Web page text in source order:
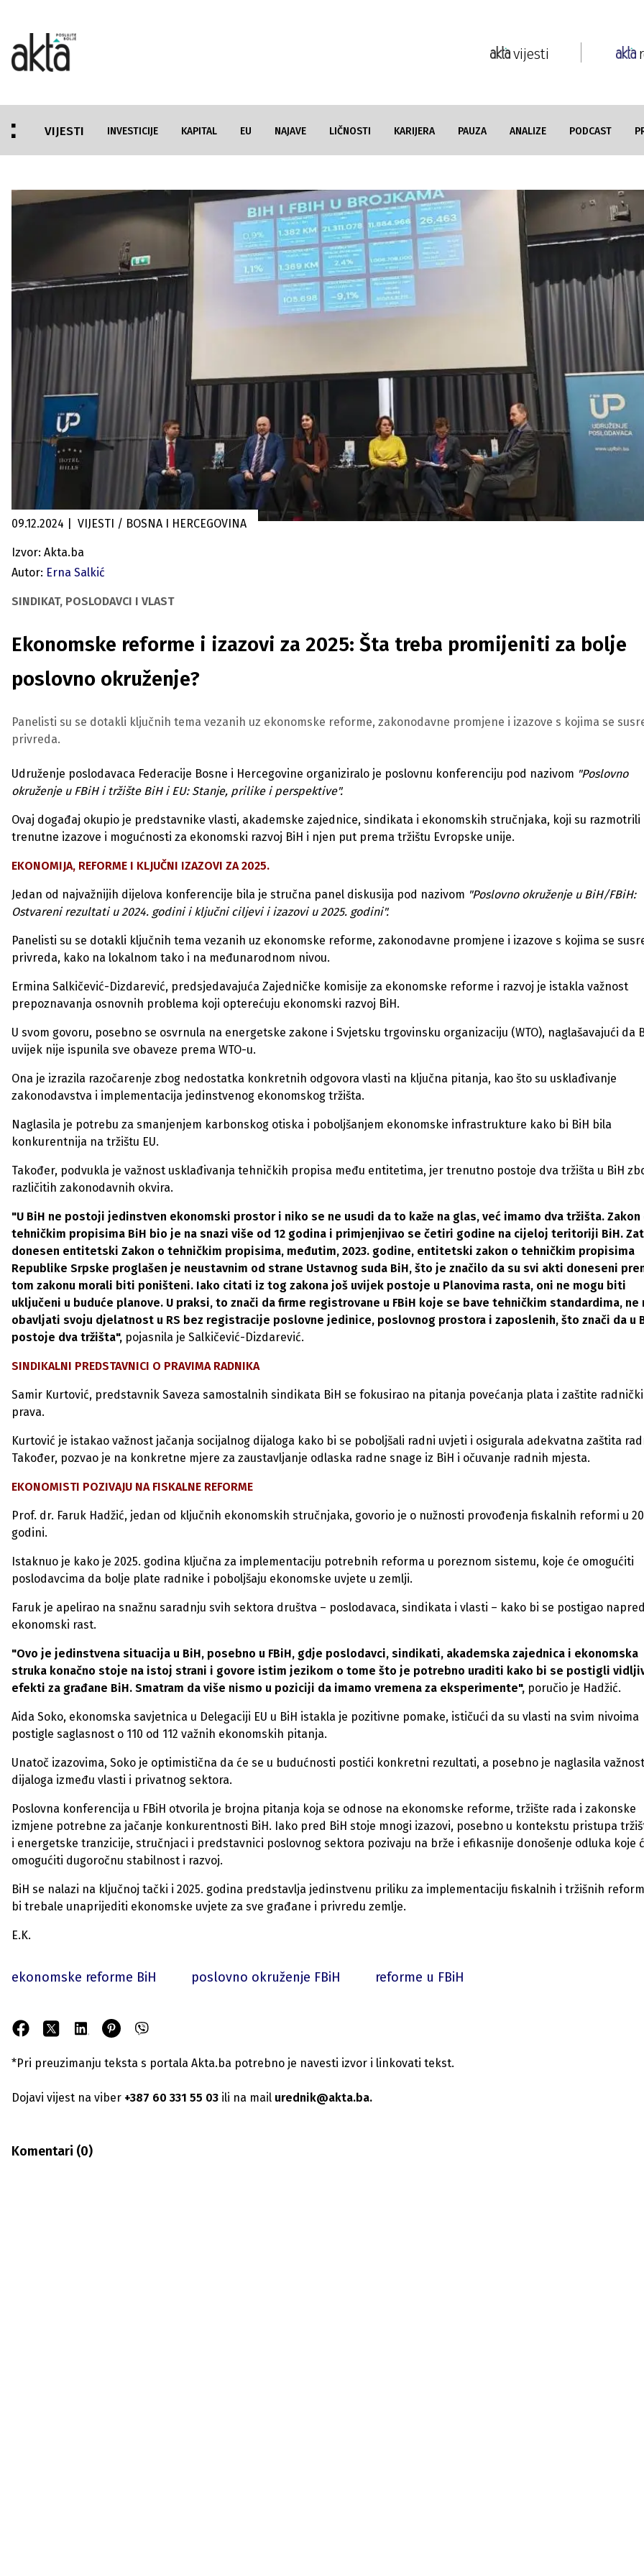
vijesti
VIJESTI INVESTICIJE KAPITAL EU NAJAVE LIČNOSTI KARIJERA PAUZA ANALIZE PODCAST
09.12.2024 VIJESTI / BOSNA I HERCEGOVINA
Izvor: Akta.ba
Autor: Erna Salkić
SINDIKAT, POSLODAVCI I VLAST
Ekonomske reforme i izazovi za 2025: Šta treba promijeniti za bolje
poslovno okruženje?
Panelisti su se dotakli ključnih tema vezanih uz ekonomske reforme, zakonodavne promjene i izazove s kojima se
privreda.
Udruženje poslodavaca Federacije Bosne i Hercegovine organiziralo je poslovnu konferenciju pod nazivom "Poslovno
okruženje u FBiH i tržište BiH i EU: Stanje, prilike i perspektive".
Ovaj događaj okupio je predstavnike vlasti, akademske zajednice, sindikata i ekonomskih stručnjaka, koji su razmotrili
trenutne izazove i mogućnosti za ekonomski razvoj BiH i njen put prema tržištu Evropske unije.
EKONOMIJA, REFORME I KLJUČNI IZAZOVI ZA 2025.
Jedan od najvažnijih dijelova konferencije bila je stručna panel diskusija pod nazivom "Poslovno okruženje u BiH/FBiH:
Ostvareni rezultati u 2024. godini i ključni ciljevi i izazovi u 2025. godini".
Panelisti su se dotakli ključnih tema vezanih uz ekonomske reforme, zakonodavne promjene i izazove s kojima se
privreda, kako na lokalnom tako i na međunarodnom nivou.
Ermina Salkičević-Dizdarević, predsjedavajuća Zajedničke komisije za ekonomske reforme i razvoj je istakla važnost
prepoznavanja osnovnih problema koji opterećuju ekonomski razvoj BiH.
U svom govoru, posebno se osvrnula na energetske zakone i Svjetsku trgovinsku organizaciju (WTO), naglašavajući da
uvijek nije ispunila sve obaveze prema WTO-u.
Ona je izrazila razočarenje zbog nedostatka konkretnih odgovora vlasti na ključna pitanja, kao što su usklađivanje
zakonodavstva i implementacija jedinstvenog ekonomskog tržišta.
Naglasila je potrebu za smanjenjem karbonskog otiska i poboljšanjem ekonomske infrastrukture kako bi BiH bila
konkurentnija na tržištu EU.
Također, podvukla je važnost usklađivanja tehničkih propisa među entitetima, jer trenutno postoje dva tržišta u BiH
različitih zakonodavnih okvira.
"U BiH ne postoji jedinstven ekonomski prostor i niko se ne usudi da to kaže na glas, već imamo dva tržišta. Zakon
tehničkim propisima BiH bio je na snazi više od 12 godina i primjenjivao se četiri godine na cijeloj teritoriji BiH.
donesen entitetski Zakon o tehničkim propisima, međutim, 2023. godine, entitetski zakon o tehničkim propisima
Republike Srpske proglašen je neustavnim od strane Ustavnog suda BiH, što je značilo da su svi akti doneseni
tom zakonu morali biti poništeni. Iako citati iz tog zakona još uvijek postoje u Planovima rasta, oni ne mogu biti
uključeni u buduće planove. U praksi, to znači da firme registrovane u FBiH koje se bave tehničkim standardima, ne
obavljati svoju djelatnost u RS bez registracije poslovne jedinice, poslovnog prostora i zaposlenih, što znači da u
postoje dva tržišta", pojasnila je Salkičević-Dizdarević.
SINDIKALNI PREDSTAVNICI O PRAVIMA RADNIKA
Samir Kurtović, predstavnik Saveza samostalnih sindikata BiH se fokusirao na pitanja povećanja plata i zaštite
prava.
Kurtović je istakao važnost jačanja socijalnog dijaloga kako bi se poboljšali radni uvjeti i osigurala adekvatna zaštita
Također, pozvao je na konkretne mjere za zaustavljanje odlaska radne snage iz BiH i očuvanje radnih mjesta.
EKONOMISTI POZIVAJU NA FISKALNE REFORME
Prof. dr. Faruk Hadžić, jedan od ključnih ekonomskih stručnjaka, govorio je o nužnosti provođenja fiskalnih reformi u
godini.
Istaknuo je kako je 2025. godina ključna za implementaciju potrebnih reforma u poreznom sistemu, koje će omogućiti
poslodavcima da bolje plate radnike i poboljšaju ekonomske uvjete u zemlji.
Faruk je apelirao na snažnu saradnju svih sektora društva – poslodavaca, sindikata i vlasti – kako bi se postigao
ekonomski rast.
"Ovo je jedinstvena situacija u BiH, posebno u FBiH, gdje poslodavci, sindikati, akademska zajednica i ekonomska
struka konačno stoje na istoj strani i govore istim jezikom o tome što je potrebno uraditi kako bi se postigli
efekti za građane BiH. Smatram da više nismo u poziciji da imamo vremena za eksperimente", poručio je Hadžić.
Aida Soko, ekonomska savjetnica u Delegaciji EU u BiH istakla je pozitivne pomake, ističući da su vlasti na svim nivoima
postigle saglasnost o 110 od 112 važnih ekonomskih pitanja.
Unatoč izazovima, Soko je optimistična da će se u budućnosti postići konkretni rezultati, a posebno je naglasila važnost
dijaloga između vlasti i privatnog sektora.
Poslovna konferencija u FBiH otvorila je brojna pitanja koja se odnose na ekonomske reforme, tržište rada i zakonske
izmjene potrebne za jačanje konkurentnosti BiH. Iako pred BiH stoje mnogi izazovi, posebno u kontekstu pristupa
i energetske tranzicije, stručnjaci i predstavnici poslovnog sektora pozivaju na brže i efikasnije donošenje odluka koje
omogućiti dugoročnu stabilnost i razvoj.
BiH se nalazi na ključnoj tački i 2025. godina predstavlja jedinstvenu priliku za implementaciju fiskalnih i tržišnih
bi trebale unaprijediti ekonomske uvjete za sve građane i privredu zemlje.
E.K.
ekonomske reforme BiH poslovno okruženje FBiH reforme u FBiH
*Pri preuzimanju teksta s portala Akta.ba potrebno je navesti izvor i linkovati tekst.
Dojavi vijest na viber +387 60 331 55 03 ili na mail urednik@akta.ba.
Komentari (0)